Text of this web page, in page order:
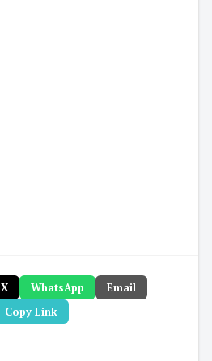
X WhatsApp
Email
Copy Link